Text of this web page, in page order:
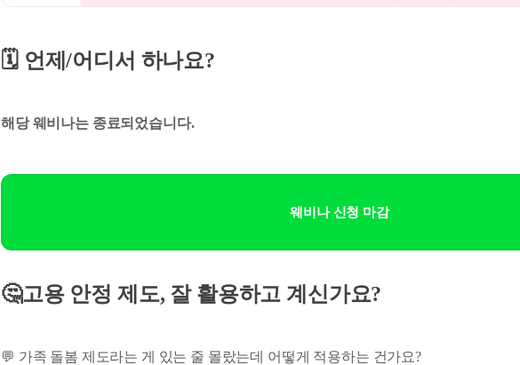
🗓️ 언제/어디서 하나요?
해당 웨비나는 종료되었습니다.
웨비나 신청 마감
🤔고용 안정 제도, 잘 활용하고 계신가요?
💬 가족 돌봄 제도라는 게 있는 줄 몰랐는데 어떻게 적용하는 건가요?